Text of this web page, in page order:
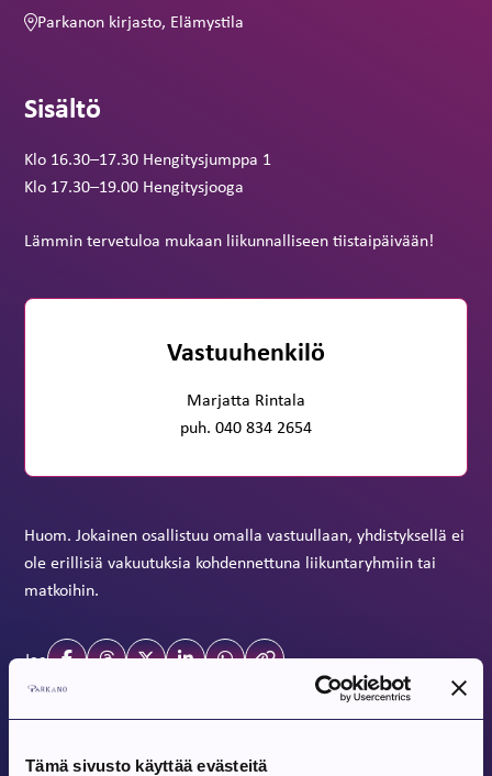
Tämä sivusto käyttää evästeitä
Parkanon kirjasto, Elämystila
Sisältö
Klo 16.30–17.30 Hengitysjumppa 1
Klo 17.30–19.00 Hengitysjooga
Lämmin tervetuloa mukaan liikunnalliseen tiistaipäivään!
Vastuuhenkilö
Marjatta Rintala
puh. 040 834 2654
Huom. Jokainen osallistuu omalla vastuullaan, yhdistyksellä ei
ole erillisiä vakuutuksia kohdennettuna liikuntaryhmiin tai
matkoihin.
Jaa
Tulevat tapahtumat